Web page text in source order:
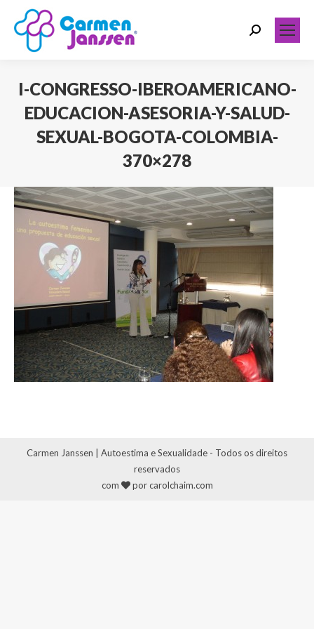
Search:
I-CONGRESSO-IBEROAMERICANO-
EDUCACION-ASESORIA-Y-SALUD-
SEXUAL-BOGOTA-COLOMBIA-
370×278
Carmen Janssen | Autoestima e Sexualidade - Todos os direitos
reservados
com
por carolchaim.com